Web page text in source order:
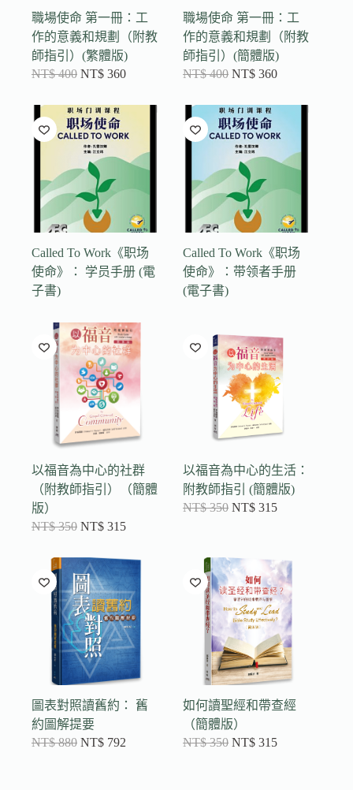
職場使命 第一冊：工
作的意義和規劃（附教
師指引）(繁體版)
NT$400 NT$ 360
職場使命 第一冊：工
作的意義和規劃（附教
師指引）(簡體版)
NT$400 NT$ 360
Called To Work《职场
使命》： 学员手册 (電
子書)
Called To Work《职场
使命》：带领者手册
(電子書)
以福音為中心的社群
（附教師指引）（簡體
版）
NT$350 NT$ 315
以福音為中心的生活：
附教師指引 (簡體版)
NT$350 NT$ 315
圖表對照讀舊約： 舊
約圖解提要
NT$880 NT$ 792
如何讀聖經和帶查經
（簡體版）
NT$350 NT$ 315